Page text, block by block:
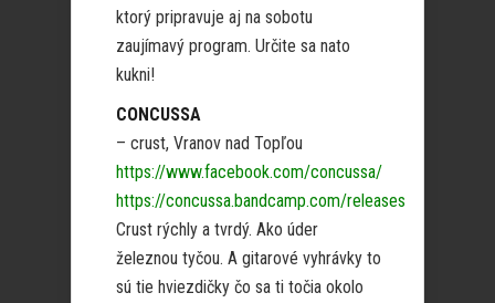
ktorý pripravuje aj na sobotu
zaujímavý program. Určite sa nato
kukni!
CONCUSSA
– crust, Vranov nad Topľou
https://www.facebook.com/concussa/
https://concussa.bandcamp.com/releases
Crust rýchly a tvrdý. Ako úder
železnou tyčou. A gitarové vyhrávky to
sú tie hviezdičky čo sa ti točia okolo